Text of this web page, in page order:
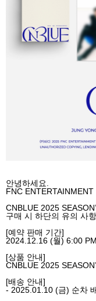
안녕하세요
FNC ENTERTAINMENT
CNBLUE 2025
구매 시 하단의 유의 사
[예약 판매 기간]
2024.12.16 (월) 6:00
[상품 안내]
CNBLUE 2025
[배송 안내]
- 2025.01.10 (금) 순차